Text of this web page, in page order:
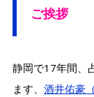
ご挨拶
静岡で17年間、
ます、 酒井佑豪